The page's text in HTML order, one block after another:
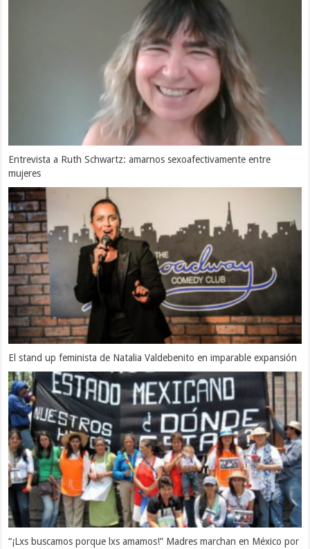
Entrevista a Ruth Schwartz: amarnos sexoafectivamente entre
mujeres
El stand up feminista de Natalia Valdebenito en imparable expansión
“¡Lxs buscamos porque lxs amamos!” Madres marchan en México por